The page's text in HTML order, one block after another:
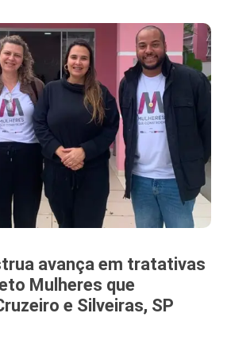
avança em tratativas
Mulheres que
e Silveiras, SP